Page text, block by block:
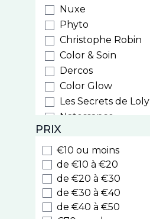
Nuxe
Phyto
Christophe Robin
Color & Soin
Dercos
Color Glow
Les Secrets de Loly
Natessance
Weleda
Biocyte
Luxeol
Style
Cooper
Nodé
PRIX
€10 ou moins
de €10 à €20
de €20 à €30
de €30 à €40
de €40 à €50